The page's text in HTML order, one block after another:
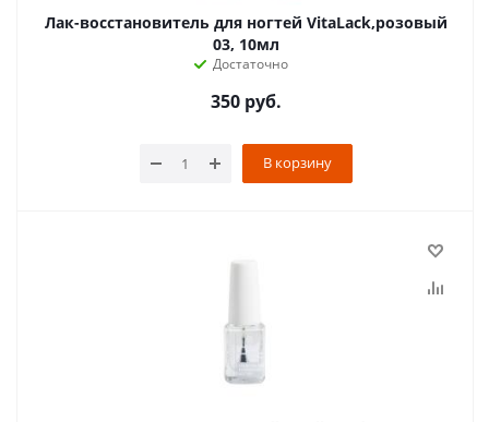
Лак-восстановитель для ногтей VitaLack,розовый
03, 10мл
Достаточно
350руб.
В корзину